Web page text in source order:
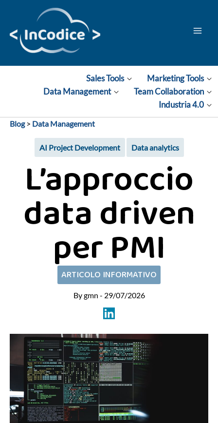
contenuto
Sales Tools
Marketing Tools
Data Management
Team Collaboration
Industria 4.0
Blog> Data Management
AI Project Development Data analytics
L’approccio
data driven
per PMI
ARTICOLO INFORMATIVO
By gmn - 29/07/2026